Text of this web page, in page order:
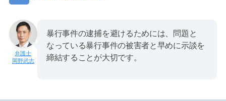
岡野武志
暴行事件の逮捕を避けるためには、問題と
なっている暴行事件の被害者と早めに示談を
締結することが大切です。